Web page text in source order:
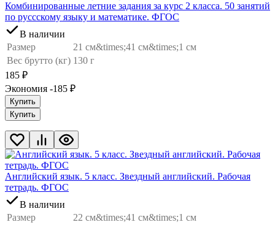
Комбинированные летние задания за курс 2 класса. 50 занятий
по руссскому языку и математике. ФГОС
В наличии
Размер
21 см&times;41 см&times;1 см
Вес брутто (кг) 130 г
185 ₽
Экономия -185 ₽
Купить
Купить
Английский язык. 5 класс. Звездный английский. Рабочая
тетрадь. ФГОС
В наличии
Размер
22 см&times;41 см&times;1 см